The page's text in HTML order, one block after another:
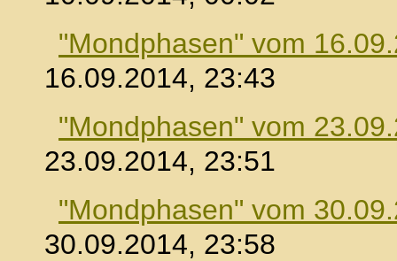
"Mondphasen" vom
16.09.2014, 23:43
"Mondphasen" vom
23.09.2014, 23:51
"Mondphasen" vom
30.09.2014, 23:58